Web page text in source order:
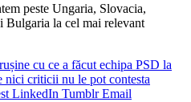
peste Ungaria, Slovacia,
Bulgaria la cel mai relevant
cu ce a făcut echipa PSD la
nici criticii nu le pot contesta
LinkedIn Tumblr Email